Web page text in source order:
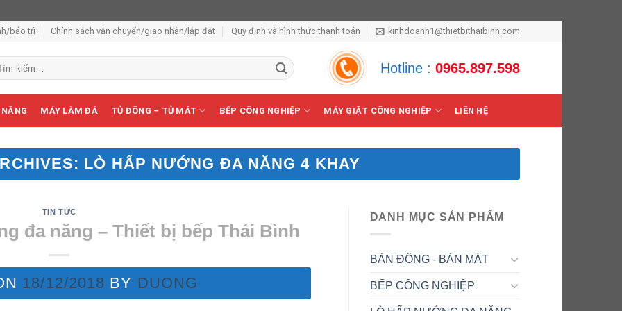
bảo trì Chính sách vận chuyển/giao nhận/lắp đặt Quy định và hình thức thanh toán kinhdoanh1@thietbithaibinh.com
Hotline : 0965.897.598
MÁY LÀM ĐÁ TỦ ĐÔNG – TỦ MÁT BẾP CÔNG NGHIỆP MÁY GIẶT CÔNG NGHIỆP LIÊN HỆ
LÒ HẤP NƯỚNG ĐA NĂNG 4 KHAY
TIN TỨC
đa năng – Thiết bị bếp Thái Bình
18/12/2018 BY DUONG
DANH MỤC SẢN PHẨM
BÀN ĐÔNG - BÀN MÁT
BẾP CÔNG NGHIỆP